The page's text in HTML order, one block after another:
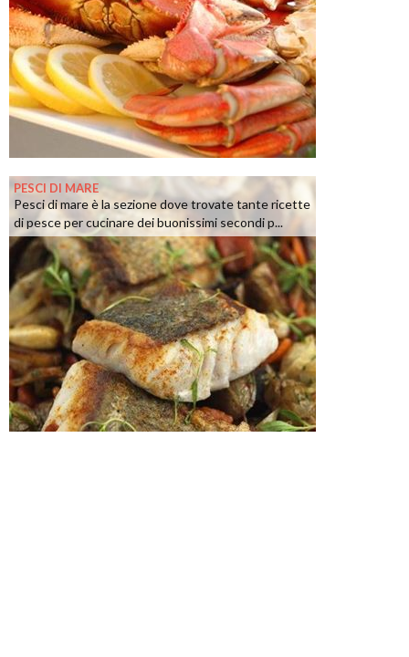
PESCI DI MARE
Pesci di mare è la sezione dove trovate tante ricette
di pesce per cucinare dei buonissimi secondi p...